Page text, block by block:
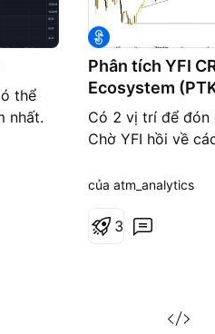
thể
nhất.
Phân tích YFI
Ecosystem
Có 2 vị trí để đón
Chờ YFI hồi về
1.618
của atm_analytics
3